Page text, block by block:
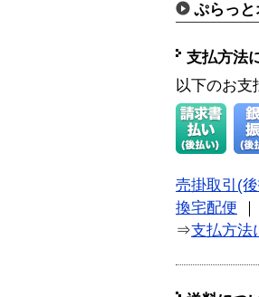
ぷらっ
支払方法
以下のお支
売掛取引(
換宅配便
⇒支払方法